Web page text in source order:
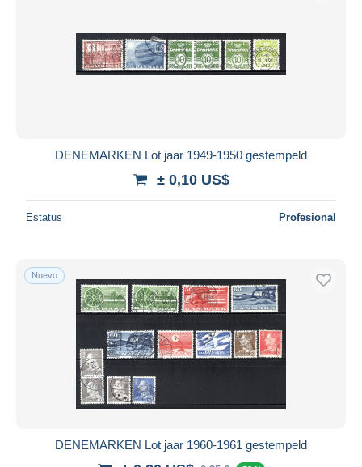
DENEMARKEN Lot jaar 1949-1950 gestempeld
± 0,10 US$
Estatus Profesional
Nuevo
DENEMARKEN Lot jaar 1960-1961 gestempeld